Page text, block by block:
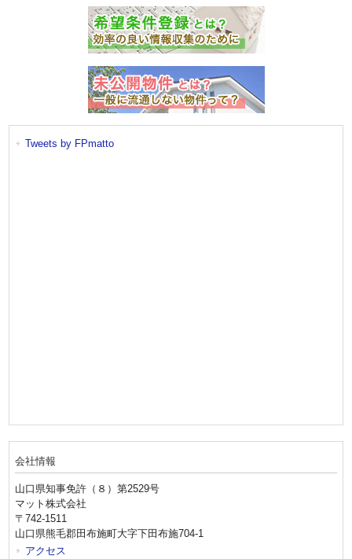
Tweets by FPmatto
会社情報
山口県知事免許（８）第2529号
マット株式会社
〒742-1511
山口県熊毛郡田布施町大字下田布施704-1
アクセス